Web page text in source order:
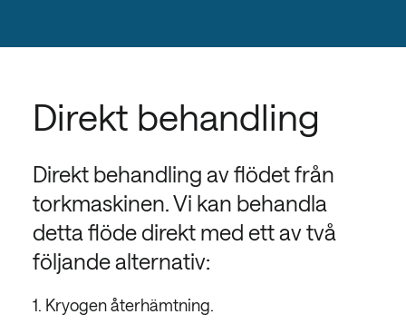
Direkt behandling
Direkt behandling av flödet från
torkmaskinen. Vi kan behandla
detta flöde direkt med ett av två
följande alternativ:
1. Kryogen återhämtning.